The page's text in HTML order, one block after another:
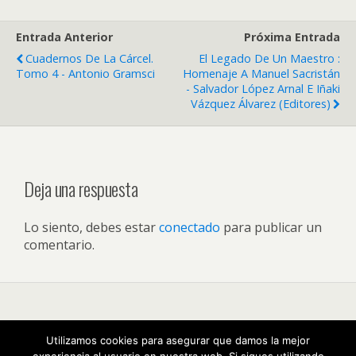
Entrada Anterior
Cuadernos De La Cárcel.
Tomo 4 - Antonio Gramsci
Próxima Entrada
El Legado De Un Maestro :
Homenaje A Manuel Sacristán
- Salvador López Arnal E Iñaki
Vázquez Álvarez (editores)
Deja una respuesta
Lo siento, debes estarconectado para publicar un
comentario.
Utilizamos cookies para asegurar que damos la mejor